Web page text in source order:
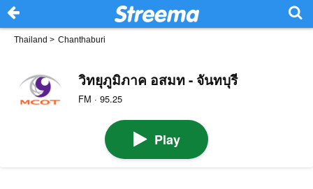
Thailand > Chanthaburi
วิทยุภูมิภาค อสมท - จันทบุรี
FM · 95.25
Play